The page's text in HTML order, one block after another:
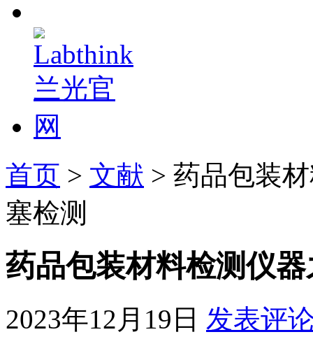
首页 > 文献 > 药品包装
塞检测
药品包装材料检测仪
2023年12月19日 发表评